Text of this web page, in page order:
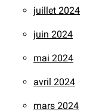
juillet 2024
juin 2024
mai 2024
avril 2024
mars 2024